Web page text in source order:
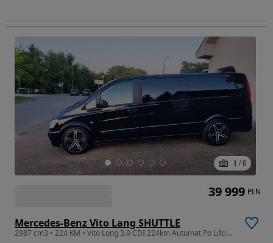
1 / 6
Mercedes-Benz Vito Lang SHUTTLE
2987 cm3 • 224 KM • Vito Long 3.0 CDI 224km Automat Po Lifcie Xseno LED Climatrnic Tempoma
39 999 PLN